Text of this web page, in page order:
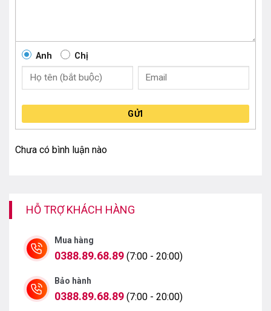
Anh Chị
GỬI
Chưa có bình luận nào
HỖ TRỢ KHÁCH HÀNG
Mua hàng
0388.89.68.89 (7:00 - 20:00)
Bảo hành
0388.89.68.89 (7:00 - 20:00)